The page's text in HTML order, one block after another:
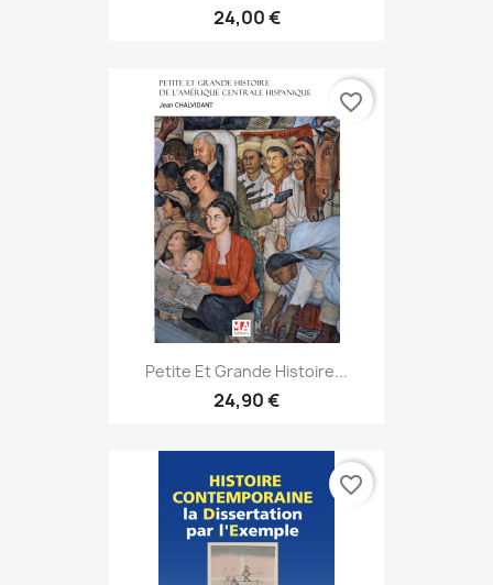
24,00 €
Petite Et Grande Histoire...
24,90 €
favorite_border
favorite_border